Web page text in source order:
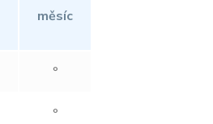
měsíc
°
°